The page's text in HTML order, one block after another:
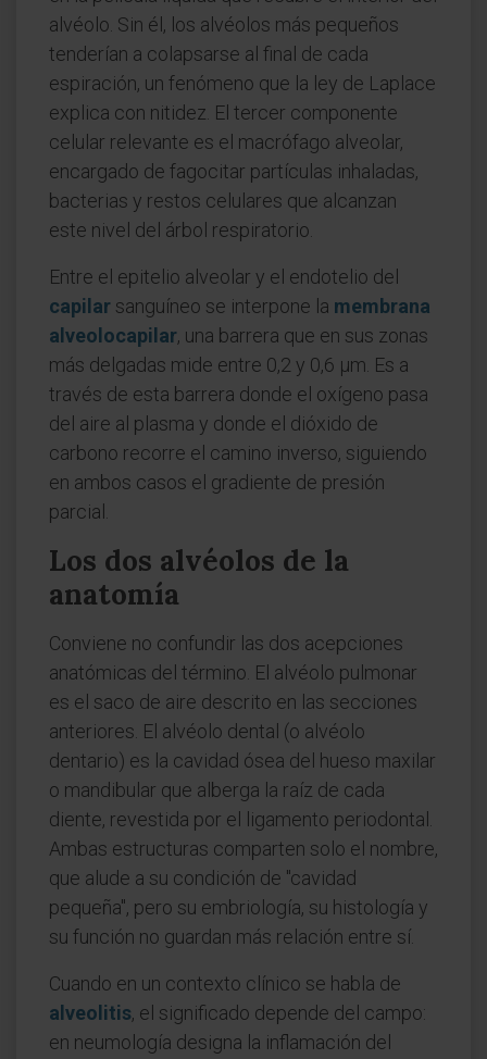
alvéolo. Sin él, los alvéolos más pequeños
tenderían a colapsarse al final de cada
espiración, un fenómeno que la ley de Laplace
explica con nitidez. El tercer componente
celular relevante es el macrófago alveolar,
encargado de fagocitar partículas inhaladas,
bacterias y restos celulares que alcanzan
este nivel del árbol respiratorio.
Entre el epitelio alveolar y el endotelio del
capilar sanguíneo se interpone la membrana
alveolocapilar, una barrera que en sus zonas
más delgadas mide entre 0,2 y 0,6 µm. Es a
través de esta barrera donde el oxígeno pasa
del aire al plasma y donde el dióxido de
carbono recorre el camino inverso, siguiendo
en ambos casos el gradiente de presión
parcial.
Los dos alvéolos de la
anatomía
Conviene no confundir las dos acepciones
anatómicas del término. El alvéolo pulmonar
es el saco de aire descrito en las secciones
anteriores. El alvéolo dental (o alvéolo
dentario) es la cavidad ósea del hueso maxilar
o mandibular que alberga la raíz de cada
diente, revestida por el ligamento periodontal.
Ambas estructuras comparten solo el nombre,
que alude a su condición de "cavidad
pequeña", pero su embriología, su histología y
su función no guardan más relación entre sí.
Cuando en un contexto clínico se habla de
alveolitis, el significado depende del campo:
en neumología designa la inflamación del